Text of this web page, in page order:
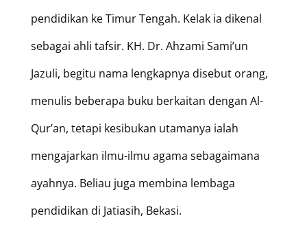
pendidikan ke Timur Tengah. Kelak ia dikenal
sebagai ahli tafsir. KH. Dr. Ahzami Sami’un
Jazuli, begitu nama lengkapnya disebut orang,
menulis beberapa buku berkaitan dengan Al-
Qur’an, tetapi kesibukan utamanya ialah
mengajarkan ilmu-ilmu agama sebagaimana
ayahnya. Beliau juga membina lembaga
pendidikan di Jatiasih, Bekasi.